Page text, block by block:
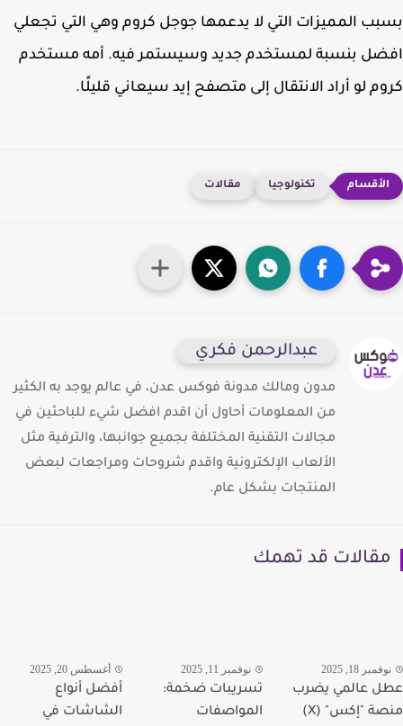
المميزات التي لا يدعمها جوجل كروم وهي التي تجعلي
بنسبة لمستخدم جديد وسيستمر فيه. أمه مستخدم
لو أراد الانتقال إلى متصفح إيد سيعاني قليلًا.
تكنولوجيا مقالات
عبدالرحمن فكري
مدون ومالك مدونة فوكس عدن، في عالم يوجد به الكثير
من المعلومات أحاول أن اقدم افضل شيء للباحثين في
مجالات التقنية المختلفة بجميع جوانبها، والترفية مثل
الألعاب الإلكترونية واقدم شروحات ومراجعات لبعض
المنتجات بشكل عام.
قد تهمك
18, 2025
عالمي يضرب
منصة "إكس" (X)
نوفمبر 11, 2025
تسريبات ضخمة:
المواصفات
أغسطس 20, 2025
أفضل أنواع
الشاشات في